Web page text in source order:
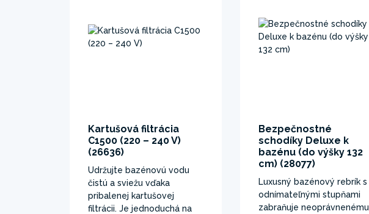
Kartušová filtrácia
C1500 (220 – 240 V)
(26636)
Udržujte bazénovú vodu
čistú a sviežu vďaka
pribalenej kartušovej
filtrácii. Je jednoduchá na
Bezpečnostné
schodíky Deluxe k
bazénu (do výšky 132
cm) (28077)
Luxusný bazénový rebrík s
odnímateľnými stupňami
zabraňuje neoprávnenému